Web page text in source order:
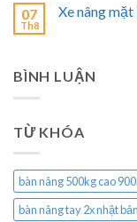
07
Th8
Xe nâng
BÌNH LUẬN
TỪ KHÓA
bàn nâng 500kg cao
bàn nâng tay 2x nhật bản